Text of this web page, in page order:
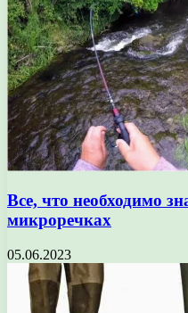
Все, что необходимо
микроречках
05.06.2023